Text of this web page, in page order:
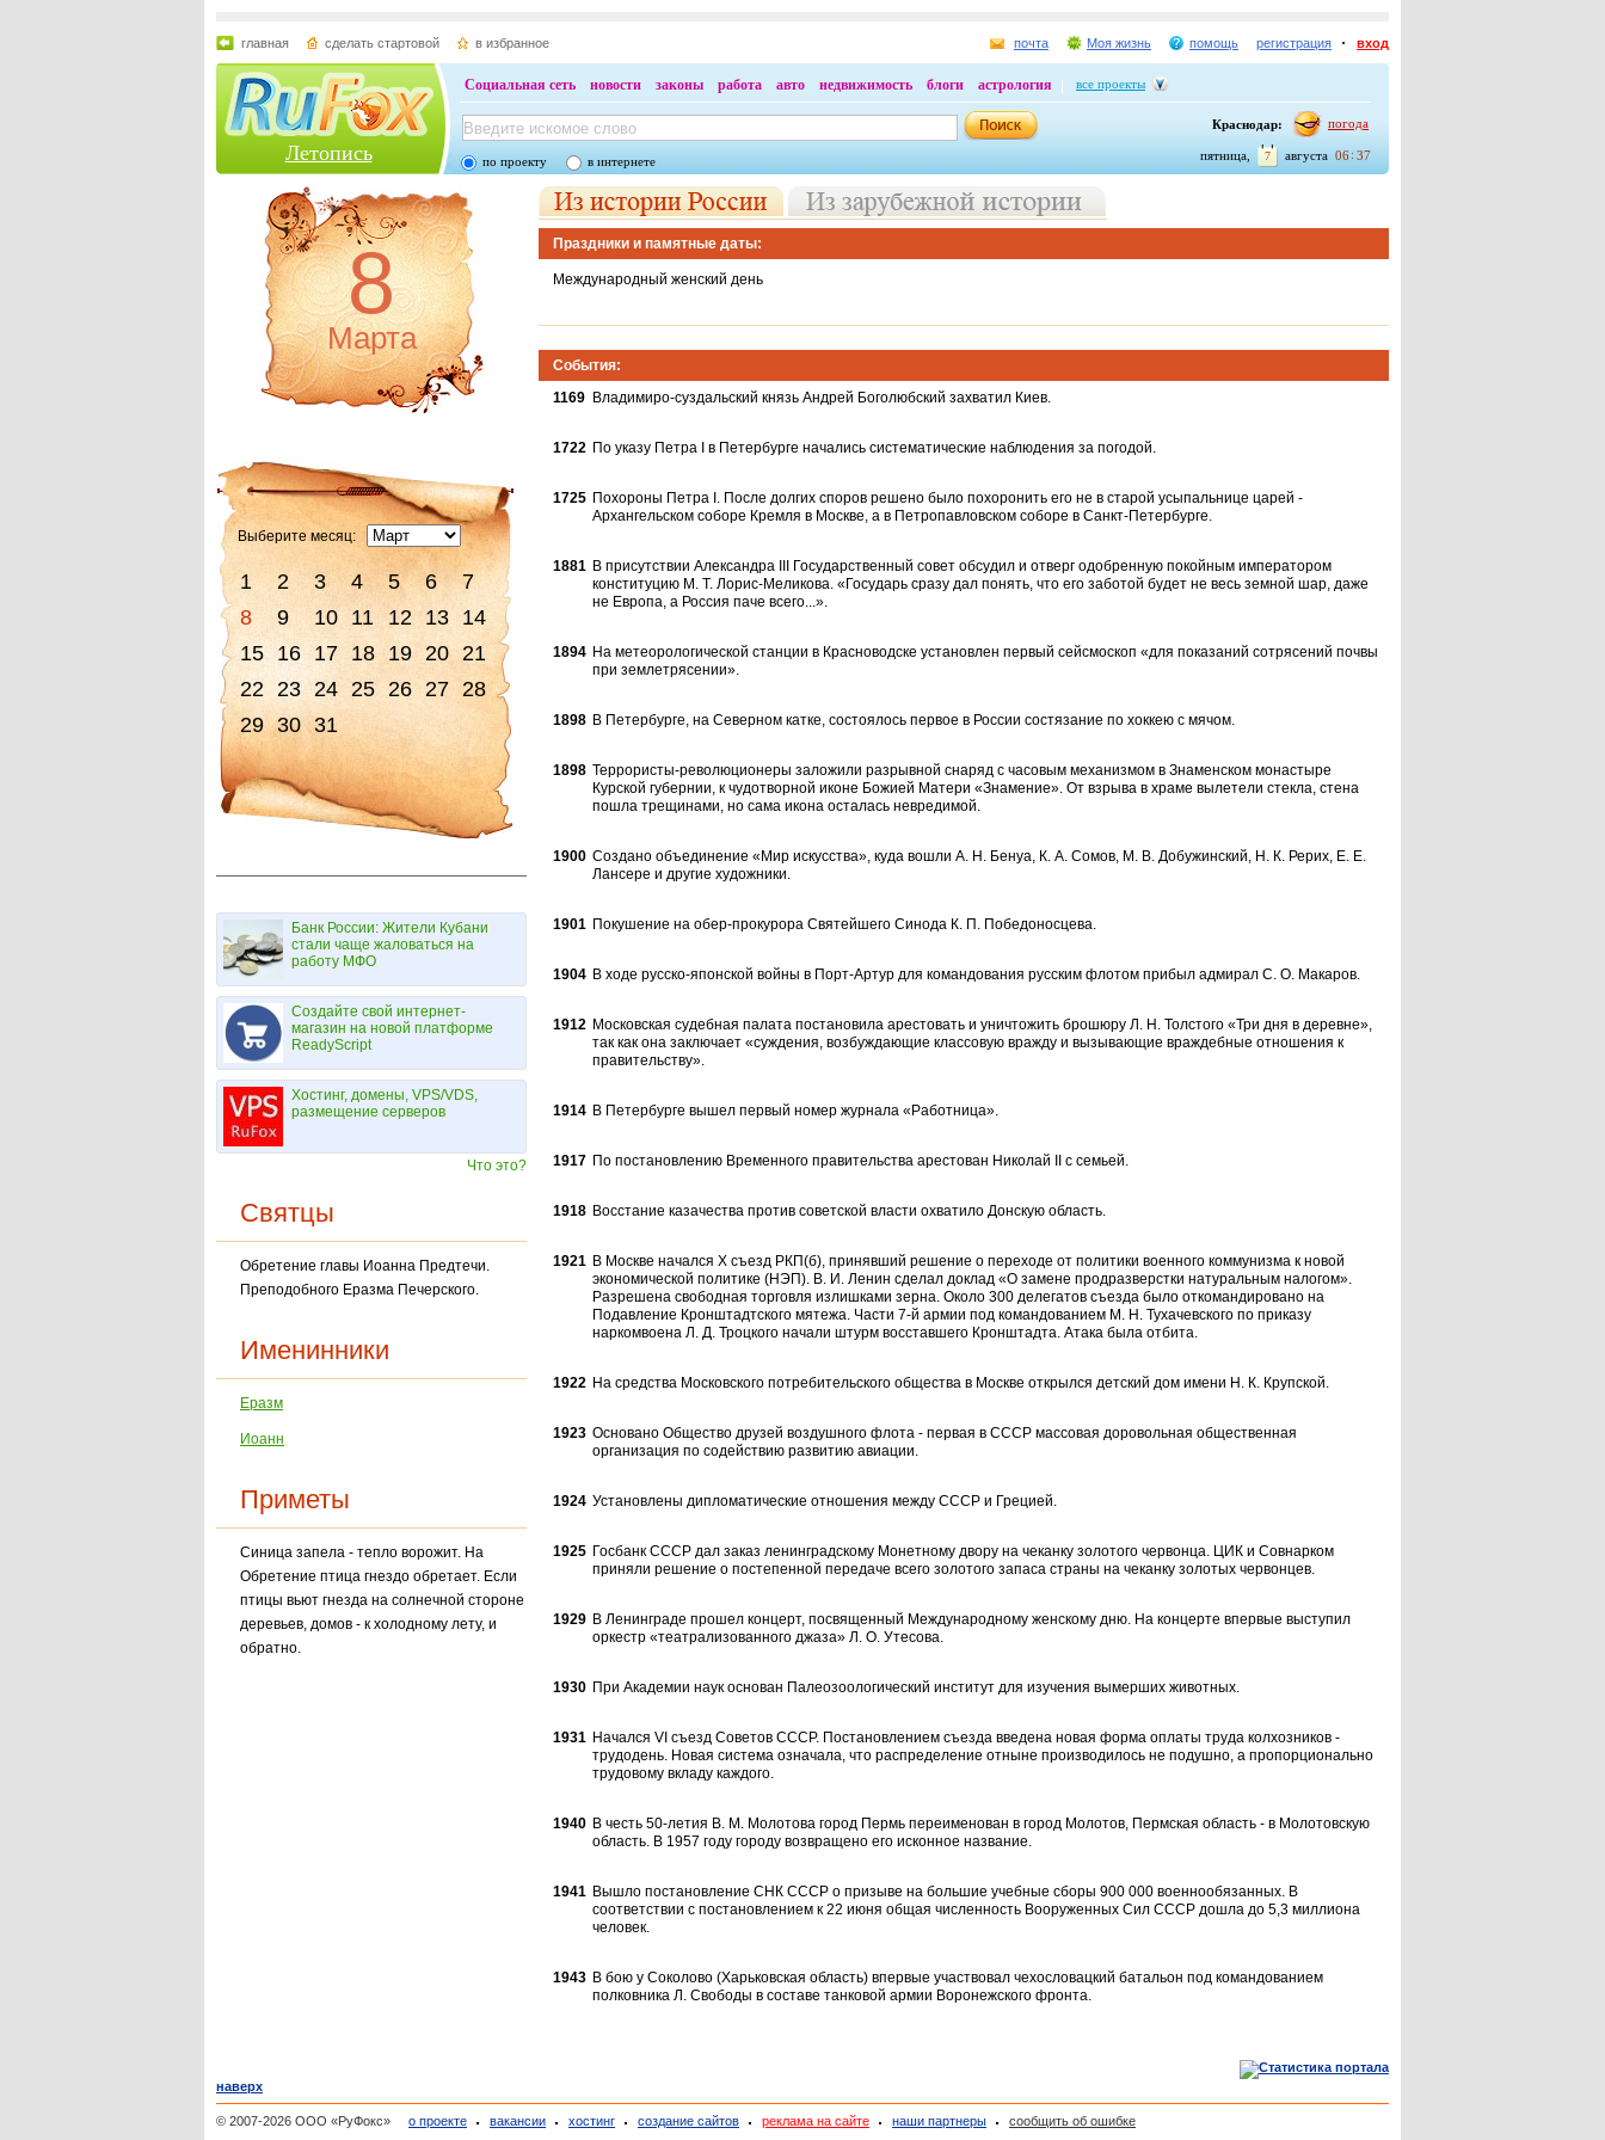
главная сделать стартовой в избранное почта Моя жизнь помощь регистрация вход
Летопись
Социальная сеть новости законы работа авто недвижимость блоги астрология все проекты
Краснодар: погода
06: 37
августа
7
пятница,
по проекту в интернете
8
Марта
Выберите месяц:
1 2 3 4 5 6
7
8
9 10 11 12 13 14
15 16 17 18 19 20 21
22 23 24 25 26 27 28
29 30 31
Банк России: Жители Кубани
стали чаще жаловаться на
работу МФО
Создайте свой интернет-
магазин на новой платформе
ReadyScript
Хостинг, домены, VPS/VDS,
размещение серверов
Что это?
Святцы
Обретение главы Иоанна Предтечи.
Преподобного Еразма Печерского.
Именинники
Еразм
Иоанн
Приметы
Синица запела - тепло ворожит. На
Обретение птица гнездо обретает. Если
птицы вьют гнезда на солнечной стороне
деревьев, домов - к холодному лету, и
обратно.
Праздники и памятные даты:
Международный женский день
События:
1169 Владимиро-суздальский князь Андрей Боголюбский захватил Киев.
1722 По указу Петра I в Петербурге начались систематические наблюдения за погодой.
1725 Похороны Петра I. После долгих споров решено было похоронить его не в старой усыпальнице царей -
Архангельском соборе Кремля в Москве, а в Петропавловском соборе в Санкт-Петербурге.
1881 В присутствии Александра III Государственный совет обсудил и отверг одобренную покойным императором
конституцию М. Т. Лорис-Меликова. «Государь сразу дал понять, что его заботой будет не весь земной шар, даже
не Европа, а Россия паче всего...».
1894 На метеорологической станции в Красноводске установлен первый сейсмоскоп «для показаний сотрясений почвы
при землетрясении».
1898 В Петербурге, на Северном катке, состоялось первое в России состязание по хоккею с мячом.
1898 Террористы-революционеры заложили разрывной снаряд с часовым механизмом в Знаменском монастыре
Курской губернии, к чудотворной иконе Божией Матери «Знамение». От взрыва в храме вылетели стекла, стена
пошла трещинами, но сама икона осталась невредимой.
1900 Создано объединение «Мир искусства», куда вошли А. Н. Бенуа, К. А. Сомов, М. В. Добужинский, Н. К. Рерих, Е. Е.
Лансере и другие художники.
1901 Покушение на обер-прокурора Святейшего Синода К. П. Победоносцева.
1904 В ходе русско-японской войны в Порт-Артур для командования русским флотом прибыл адмирал С. О. Макаров.
1912 Московская судебная палата постановила арестовать и уничтожить брошюру Л. Н. Толстого «Три дня в деревне»,
так как она заключает «суждения, возбуждающие классовую вражду и вызывающие враждебные отношения к
правительству».
1914 В Петербурге вышел первый номер журнала «Работница».
1917 По постановлению Временного правительства арестован Николай II с семьей.
1918 Восстание казачества против советской власти охватило Донскую область.
1921 В Москве начался X съезд РКП(б), принявший решение о переходе от политики военного коммунизма к новой
экономической политике (НЭП). В. И. Ленин сделал доклад «О замене продразверстки натуральным налогом».
Разрешена свободная торговля излишками зерна. Около 300 делегатов съезда было откомандировано на
Подавление Кронштадтского мятежа. Части 7-й армии под командованием М. Н. Тухачевского по приказу
наркомвоена Л. Д. Троцкого начали штурм восставшего Кронштадта. Атака была отбита.
1922 На средства Московского потребительского общества в Москве открылся детский дом имени Н. К. Крупской.
1923 Основано Общество друзей воздушного флота - первая в СССР массовая доровольная общественная
организация по содействию развитию авиации.
1924 Установлены дипломатические отношения между СССР и Грецией.
1925 Госбанк СССР дал заказ ленинградскому Монетному двору на чеканку золотого червонца. ЦИК и Совнарком
приняли решение о постепенной передаче всего золотого запаса страны на чеканку золотых червонцев.
1929 В Ленинграде прошел концерт, посвященный Международному женскому дню. На концерте впервые выступил
оркестр «театрализованного джаза» Л. О. Утесова.
1930 При Академии наук основан Палеозоологический институт для изучения вымерших животных.
1931 Начался VI съезд Советов СССР. Постановлением съезда введена новая форма оплаты труда колхозников -
трудодень. Новая система означала, что распределение отныне производилось не подушно, а пропорционально
трудовому вкладу каждого.
1940 В честь 50-летия В. М. Молотова город Пермь переименован в город Молотов, Пермская область - в Молотовскую
область. В 1957 году городу возвращено его исконное название.
1941 Вышло постановление СНК СССР о призыве на большие учебные сборы 900 000 военнообязанных. В
соответствии с постановлением к 22 июня общая численность Вооруженных Сил СССР дошла до 5,3 миллиона
человек.
1943 В бою у Соколово (Харьковская область) впервые участвовал чехословацкий батальон под командованием
полковника Л. Свободы в составе танковой армии Воронежского фронта.
наверх
© 2007-2026 ООО «РуФокс» о проекте вакансии хостинг создание сайтов реклама на сайте наши партнеры сообщить об ошибке